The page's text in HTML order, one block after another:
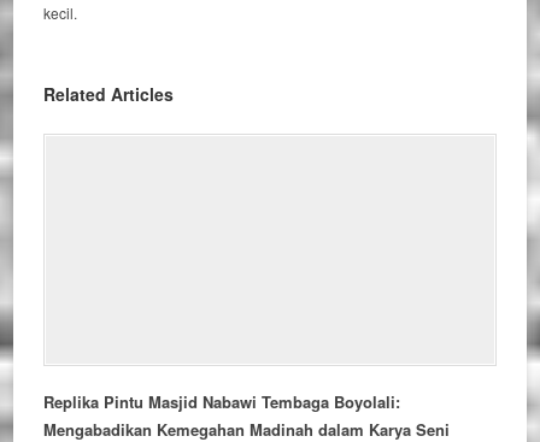
kecil.
Related Articles
Replika Pintu Masjid Nabawi Tembaga Boyolali:
Mengabadikan Kemegahan Madinah dalam Karya Seni